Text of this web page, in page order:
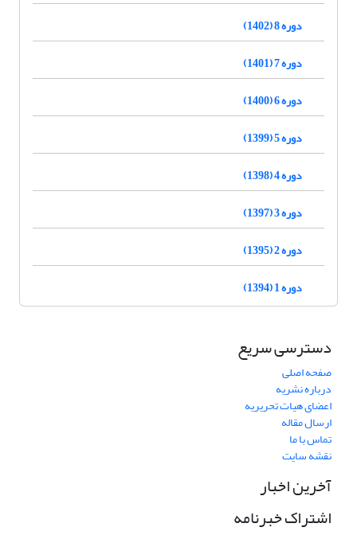
دوره 8 (1402)
دوره 7 (1401)
دوره 6 (1400)
دوره 5 (1399)
دوره 4 (1398)
دوره 3 (1397)
دوره 2 (1395)
دوره 1 (1394)
دسترسی سریع
صفحه اصلی
درباره نشریه
اعضای هیات تحریریه
ارسال مقاله
تماس با ما
نقشه سایت
آخرین اخبار
اشتراک خبرنامه